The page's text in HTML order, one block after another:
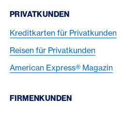
PRIVATKUNDEN
Kreditkarten für Privatkunden
Reisen für Privatkunden
American Express® Magazin
FIRMENKUNDEN